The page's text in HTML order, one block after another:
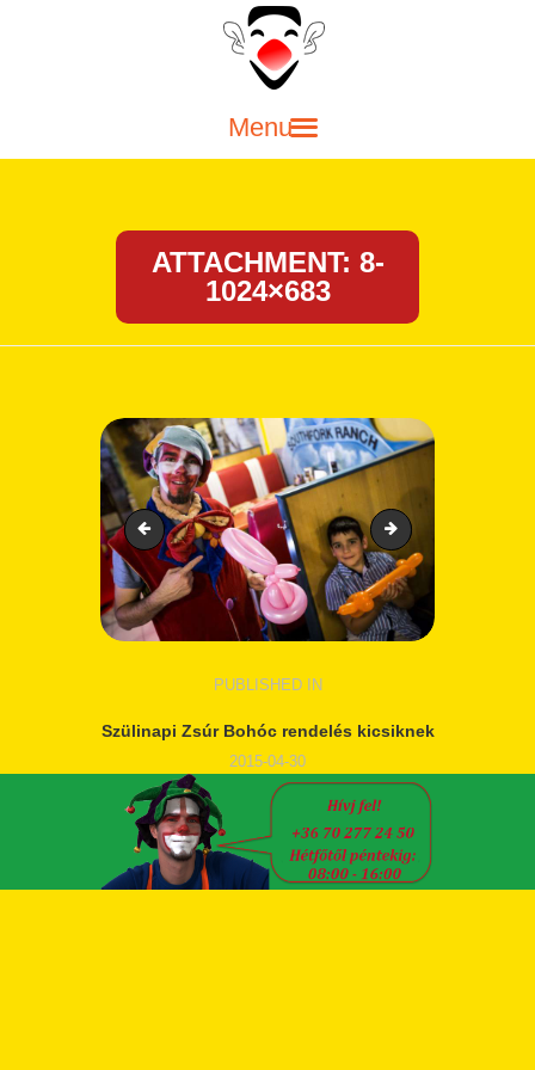
ATTACHMENT: 8-
1024×683
SZÜLINAPI BOHÓC
SZÍNPADI MŰSOROK
LUFIHAJTOGATÓ BOHÓC
KAPCSOLAT
Bohócfotózás a vidamsag.com számára.10-1024x683
BEJEGYZÉS
NAVIGÁCIÓ
PUBLISHED IN
Szülinapi Zsúr Bohóc rendelés kicsiknek
2015-04-30